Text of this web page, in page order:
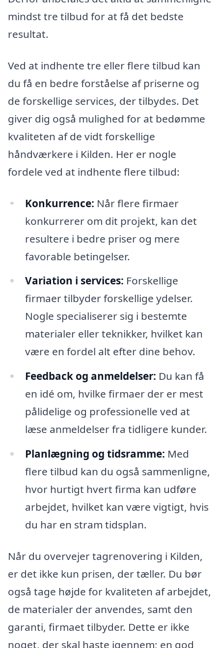
mindst tre tilbud for at få det bedste
resultat.
Ved at indhente tre eller flere tilbud kan
du få en bedre forståelse af priserne og
de forskellige services, der tilbydes. Det
giver dig også mulighed for at bedømme
kvaliteten af de vidt forskellige
håndværkere i Kilden. Her er nogle
fordele ved at indhente flere tilbud:
Konkurrence: Når flere firmaer
konkurrerer om dit projekt, kan det
resultere i bedre priser og mere
favorable betingelser.
Variation i services: Forskellige
firmaer tilbyder forskellige ydelser.
Nogle specialiserer sig i bestemte
materialer eller teknikker, hvilket kan
være en fordel alt efter dine behov.
Feedback og anmeldelser: Du kan få
en idé om, hvilke firmaer der er mest
pålidelige og professionelle ved at
læse anmeldelser fra tidligere kunder.
Planlægning og tidsramme: Med
flere tilbud kan du også sammenligne,
hvor hurtigt hvert firma kan udføre
arbejdet, hvilket kan være vigtigt, hvis
du har en stram tidsplan.
Når du overvejer tagrenovering i Kilden,
er det ikke kun prisen, der tæller. Du bør
også tage højde for kvaliteten af arbejdet,
de materialer der anvendes, samt den
garanti, firmaet tilbyder. Dette er ikke
noget, der skal haste igennem; en god